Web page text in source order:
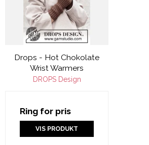
Drops - Hot Chokolate
Wrist Warmers
DROPS Design
Ring for pris
VIS PRODUKT